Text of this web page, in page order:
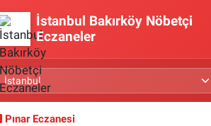
İstanbul Bakırköy Nöbetçi
Eczaneler
Pınar Eczanesi